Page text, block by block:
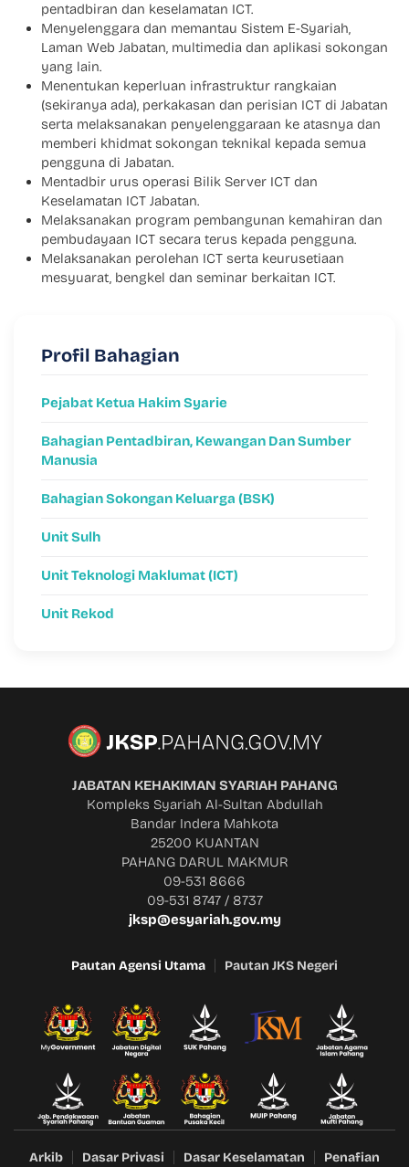
pentadbiran dan keselamatan ICT.
Menyelenggara dan memantau Sistem E-Syariah,
Laman Web Jabatan, multimedia dan aplikasi sokongan
yang lain.
Menentukan keperluan infrastruktur rangkaian
(sekiranya ada), perkakasan dan perisian ICT di Jabatan
serta melaksanakan penyelenggaraan ke atasnya dan
memberi khidmat sokongan teknikal kepada semua
pengguna di Jabatan.
Mentadbir urus operasi Bilik Server ICT dan
Keselamatan ICT Jabatan.
Melaksanakan program pembangunan kemahiran dan
pembudayaan ICT secara terus kepada pengguna.
Melaksanakan perolehan ICT serta keurusetiaan
mesyuarat, bengkel dan seminar berkaitan ICT.
Profil Bahagian
Pejabat Ketua Hakim Syarie
Bahagian Pentadbiran, Kewangan Dan Sumber
Manusia
Bahagian Sokongan Keluarga (BSK)
Unit Sulh
Unit Teknologi Maklumat (ICT)
Unit Rekod
JABATAN KEHAKIMAN SYARIAH PAHANG
Kompleks Syariah Al-Sultan Abdullah
Bandar Indera Mahkota
25200 KUANTAN
PAHANG DARUL MAKMUR
09-531 8666
09-531 8747 / 8737
jksp@esyariah.gov.my
Pautan Agensi Utama Pautan JKS Negeri
Arkib Dasar Privasi Dasar Keselamatan Penafian